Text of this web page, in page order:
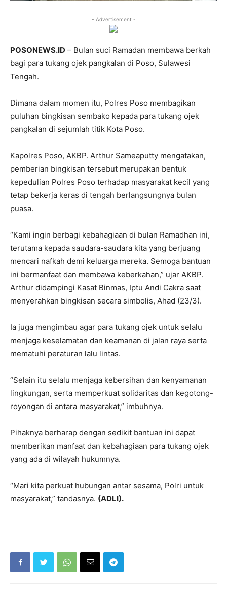
- Advertisement -
POSONEWS.ID – Bulan suci Ramadan membawa berkah
bagi para tukang ojek pangkalan di Poso, Sulawesi
Tengah.
Dimana dalam momen itu, Polres Poso membagikan
puluhan bingkisan sembako kepada para tukang ojek
pangkalan di sejumlah titik Kota Poso.
Kapolres Poso, AKBP. Arthur Sameaputty mengatakan,
pemberian bingkisan tersebut merupakan bentuk
kepedulian Polres Poso terhadap masyarakat kecil yang
tetap bekerja keras di tengah berlangsungnya bulan
puasa.
“Kami ingin berbagi kebahagiaan di bulan Ramadhan ini,
terutama kepada saudara-saudara kita yang berjuang
mencari nafkah demi keluarga mereka. Semoga bantuan
ini bermanfaat dan membawa keberkahan,” ujar AKBP.
Arthur didampingi Kasat Binmas, Iptu Andi Cakra saat
menyerahkan bingkisan secara simbolis, Ahad (23/3).
Ia juga mengimbau agar para tukang ojek untuk selalu
menjaga keselamatan dan keamanan di jalan raya serta
mematuhi peraturan lalu lintas.
“Selain itu selalu menjaga kebersihan dan kenyamanan
lingkungan, serta memperkuat solidaritas dan kegotong-
royongan di antara masyarakat,” imbuhnya.
Pihaknya berharap dengan sedikit bantuan ini dapat
memberikan manfaat dan kebahagiaan para tukang ojek
yang ada di wilayah hukumnya.
“Mari kita perkuat hubungan antar sesama, Polri untuk
masyarakat,” tandasnya. (ADLI).